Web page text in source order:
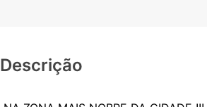
Descrição